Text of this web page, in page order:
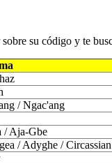
su código y te
/ Ngac'ang
/ Aja-Gbe
/ Adyghe / Circassian